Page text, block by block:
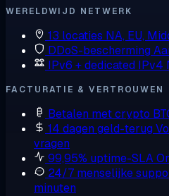
WERELDWIJD NETWERK
13 locaties NA, EU,
DDoS-bescherming
IPv6 + dedicated IPv4
FACTURATIE & VERTROUWEN
Betalen met crypto
14 dagen geld-terug
vragen
99,95% uptime-SLA
24/7 menselijke
minuten